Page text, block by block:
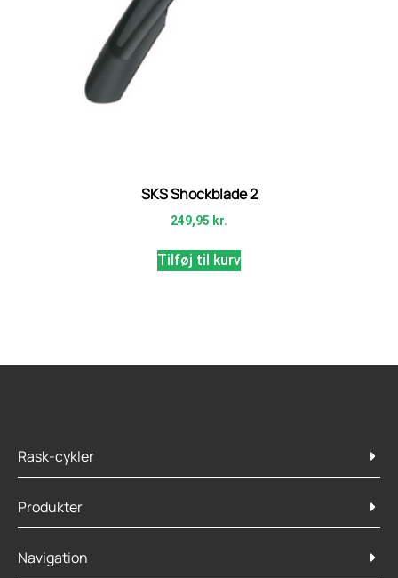
SKS Shockblade 2
249,95 kr.
Tilføj til kurv
Rask-cykler
Produkter
Navigation